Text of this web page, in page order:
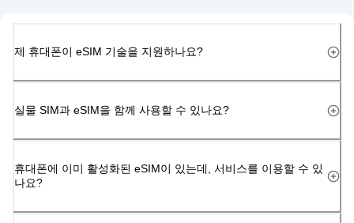
제 휴대폰이 eSIM 기술을 지원하나요?
실물 SIM과 eSIM을 함께 사용할 수 있나요?
휴대폰에 이미 활성화된 eSIM이 있는데, 서비스를 이용할 수 있
나요?